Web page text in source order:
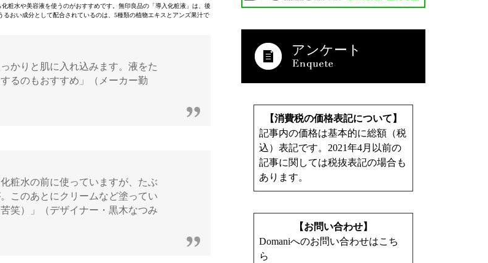
粧水や美容液を使うのがおすすめです。無印良品の「導入化粧液」は、後
おい成分として配合されているのは、5種類の植物エキスとアンズ果汁で
かりと肌に入れ込みます。液をた
るのもおすすめ」（メーカー勤
粧水の前に使っていますが、たぶ
このあとにクリームなど塗ってい
笑）」（デザイナー・黒木なつみ
アンケート
【消費税の価格表記について】
記事内の価格は基本的に総額（税
込）表記です。2021年4月以前の
記事に関しては税抜表記の場合も
あります。
【お問い合わせ】
Domaniへのお問い合わせはこち
ら